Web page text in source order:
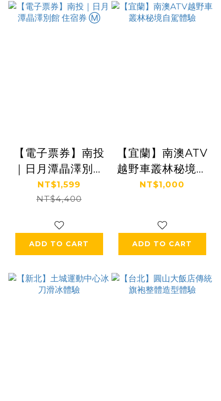
【電子票券】南投
｜日月潭晶澤別館
住宿券 Ⓜ
NT$1,599
NT$4,400
ADD TO CART
【宜蘭】南澳ATV
越野車叢林秘境自
駕體驗
NT$1,000
ADD TO CART